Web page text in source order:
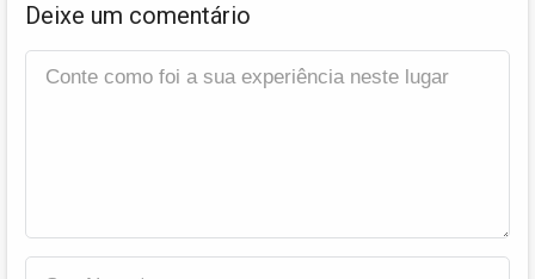
Deixe um comentário